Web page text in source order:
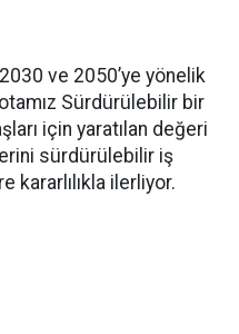
ve 2050’ye yönelik
Sürdürülebilir bir
için yaratılan değeri
sürdürülebilir iş
kararlılıkla ilerliyor.